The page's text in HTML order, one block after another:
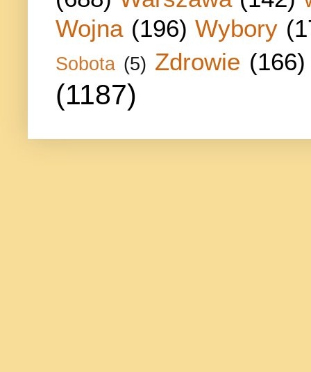
Wojna (196) Wybory
Sobota (5) Zdrowie (166)
(1187)